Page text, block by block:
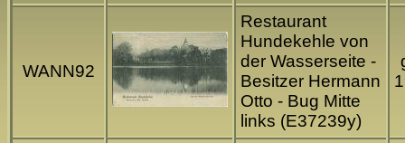
WANN92
Restaurant
Hundekehle von
der Wasserseite -
Besitzer Hermann
Otto - Bug Mitte
links (E37239y)